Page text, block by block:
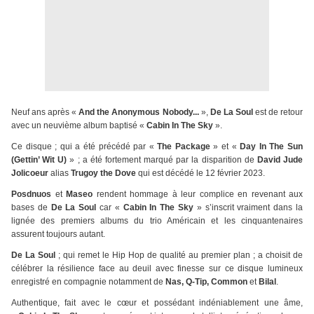
Neuf ans après «And the Anonymous Nobody...», De La Soul est de retour
avec un neuvième album baptisé « Cabin In The Sky ».
Ce disque ; qui a été précédé par «The Package» et « Day In The Sun
(Gettin’ Wit U) » ; a été fortement marqué par la disparition de David Jude
Jolicoeur alias Trugoy the Dove qui est décédé le 12 février 2023.
Posdnuos et Maseo rendent hommage à leur complice en revenant aux
bases de De La Soulcar « Cabin In The Sky » s’inscrit vraiment dans la
lignée des premiers albums du trio Américain et les cinquantenaires
assurent toujours autant.
De La Soul ; qui remet le Hip Hop de qualité au premier plan ; a choisit de
célébrer la résilience face au deuil avec finesse sur ce disque lumineux
enregistré en compagnie notamment de Nas, Q-Tip, Common etBilal .
Authentique, fait avec le cœur et possédant indéniablement une âme,